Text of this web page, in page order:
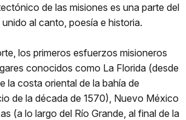
de las misiones es una parte del
al canto, poesía e historia.
los primeros esfuerzos misioneros
conocidos como La Florida (desde
la costa oriental de la bahía de
de la década de 1570), Nuevo México
(a lo largo del Río Grande, al final de la